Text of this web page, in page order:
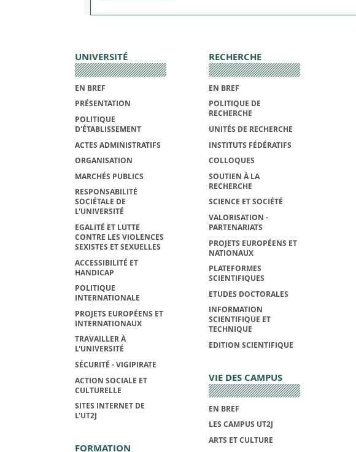
UNIVERSITÉ
EN BREF
PRÉSENTATION
POLITIQUE
D'ÉTABLISSEMENT
ACTES ADMINISTRATIFS
ORGANISATION
MARCHÉS PUBLICS
RESPONSABILITÉ
SOCIÉTALE DE
L'UNIVERSITÉ
EGALITÉ ET LUTTE
CONTRE LES VIOLENCES
SEXISTES ET SEXUELLES
ACCESSIBILITÉ ET
HANDICAP
POLITIQUE
INTERNATIONALE
PROJETS EUROPÉENS ET
INTERNATIONAUX
TRAVAILLER À
L'UNIVERSITÉ
SÉCURITÉ - VIGIPIRATE
ACTION SOCIALE ET
CULTURELLE
SITES INTERNET DE
L'UT2J
FORMATION
RECHERCHE
EN BREF
POLITIQUE DE
RECHERCHE
UNITÉS DE RECHERCHE
INSTITUTS FÉDÉRATIFS
COLLOQUES
SOUTIEN À LA
RECHERCHE
SCIENCE ET SOCIÉTÉ
VALORISATION -
PARTENARIATS
PROJETS EUROPÉENS ET
NATIONAUX
PLATEFORMES
SCIENTIFIQUES
ETUDES DOCTORALES
INFORMATION
SCIENTIFIQUE ET
TECHNIQUE
EDITION SCIENTIFIQUE
VIE DES CAMPUS
EN BREF
LES CAMPUS UT2J
ARTS ET CULTURE